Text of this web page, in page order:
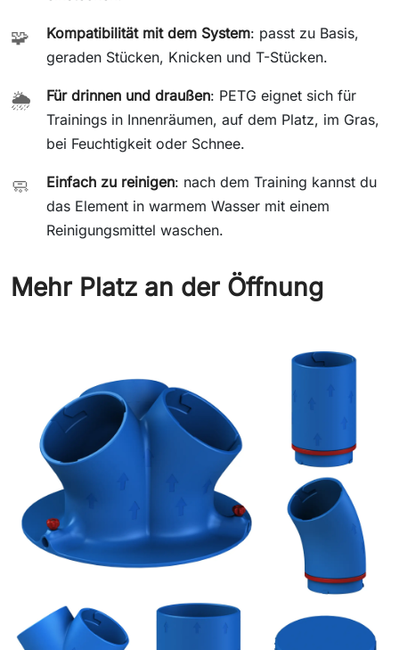
🧩 Kompatibilität mit dem System: passt zu Basis,
geraden Stücken, Knicken und T-Stücken.
🌦️ Für drinnen und draußen: PETG eignet sich für
Trainings in Innenräumen, auf dem Platz, im Gras,
bei Feuchtigkeit oder Schnee.
🧼 Einfach zu reinigen: nach dem Training kannst du
das Element in warmem Wasser mit einem
Reinigungsmittel waschen.
Mehr Platz an der Öffnung